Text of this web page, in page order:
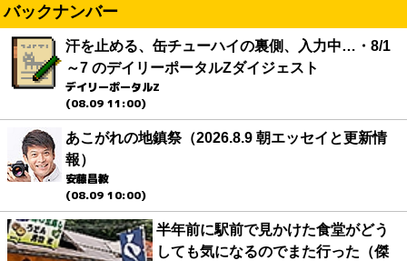
バックナンバー
汗を止める、缶チューハイの裏側、入力中…・8/1
～7 のデイリーポータルZダイジェスト
デイリーポータルZ
(08.09 11:00)
あこがれの地鎮祭（2026.8.9 朝エッセイと更新情
報）
安藤昌教
(08.09 10:00)
半年前に駅前で見かけた食堂がどう
しても気になるのでまた行った（傑